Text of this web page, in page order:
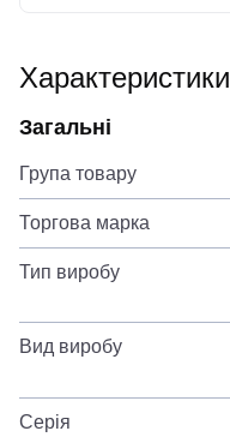
Характеристики
Загальні
Група товару
Торгова марка
Тип виробу
Вид виробу
Серія